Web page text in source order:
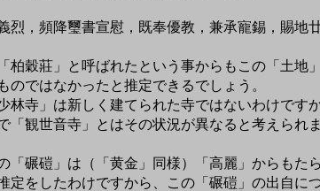
烈，頻降璽書宣慰，既奉優教，兼承寵錫，賜
柏穀莊」と呼ばれたという事からもこの「土地
のではなかったと推定できるでしょう。
林寺」は新しく建てられた寺ではないわけです
「観世音寺」とはその状況が異なると考えられ
「碾磑」は（「黄金」同様）「高麗」からもた
定をしたわけですから、この「碾磑」の出自に